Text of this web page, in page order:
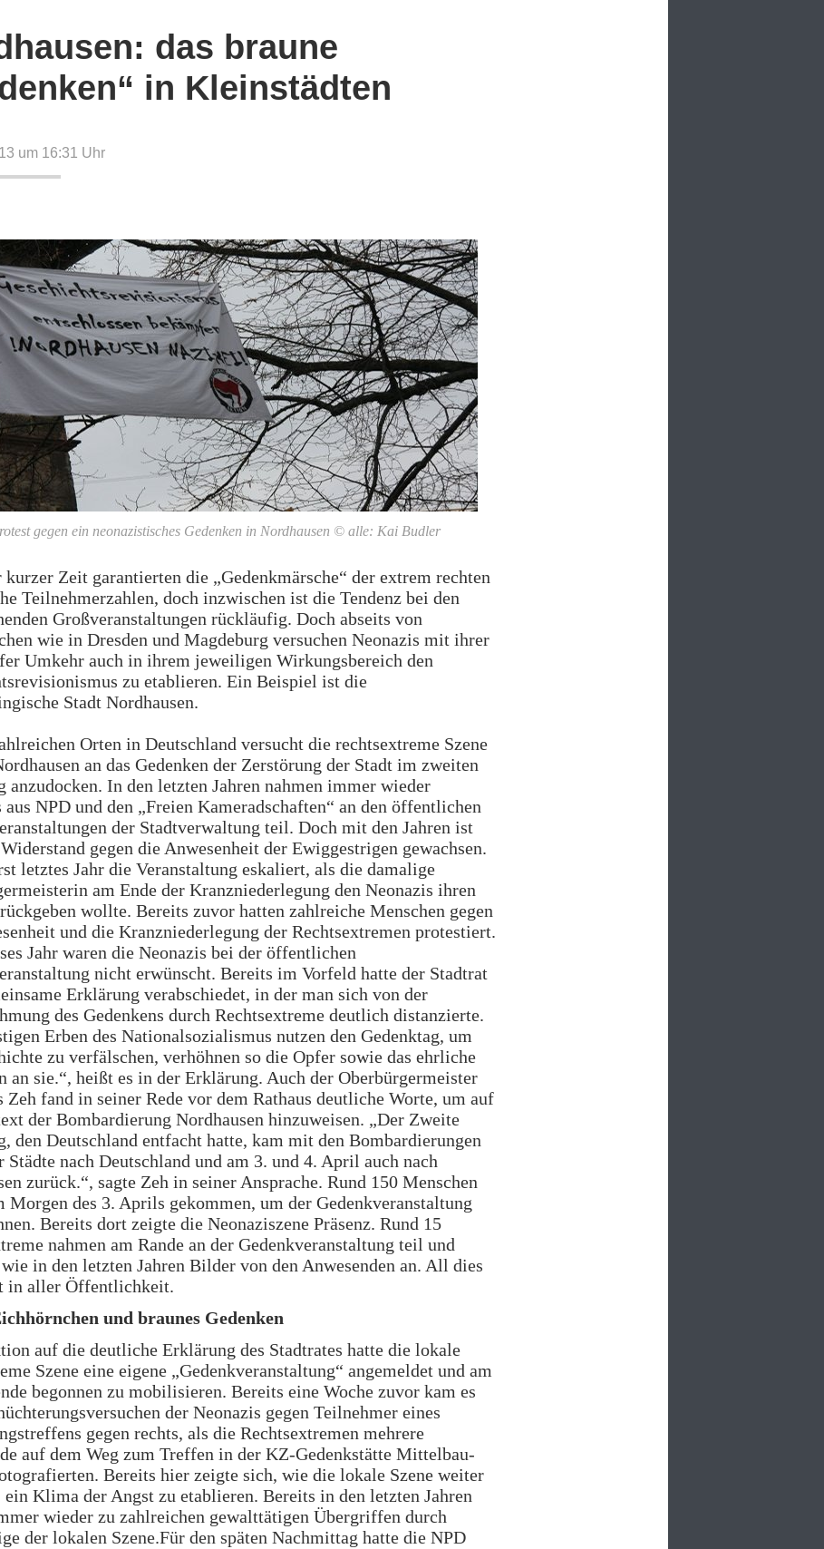
das braune
in Kleinstädten
um 16:31 Uhr
gegen ein neonazistisches Gedenken in Nordhausen © alle: Kai Budler
Zeit garantierten die „Gedenkmärsche“ der extrem rechten
Teilnehmerzahlen, doch inzwischen ist die Tendenz bei den
Großveranstaltungen rückläufig. Doch abseits von
wie in Dresden und Magdeburg versuchen Neonazis mit ihrer
Umkehr auch in ihrem jeweiligen Wirkungsbereich den
zu etablieren. Ein Beispiel ist die
Stadt Nordhausen.
Orten in Deutschland versucht die rechtsextreme Szene
an das Gedenken der Zerstörung der Stadt im zweiten
anzudocken. In den letzten Jahren nahmen immer wieder
aus NPD und den „Freien Kameradschaften“ an den öffentlichen
der Stadtverwaltung teil. Doch mit den Jahren ist
gegen die Anwesenheit der Ewiggestrigen gewachsen.
letztes Jahr die Veranstaltung eskaliert, als die damalige
am Ende der Kranzniederlegung den Neonazis ihren
wollte. Bereits zuvor hatten zahlreiche Menschen gegen
und die Kranzniederlegung der Rechtsextremen protestiert.
Jahr waren die Neonazis bei der öffentlichen
nicht erwünscht. Bereits im Vorfeld hatte der Stadtrat
Erklärung verabschiedet, in der man sich von der
des Gedenkens durch Rechtsextreme deutlich distanzierte.
Erben des Nationalsozialismus nutzen den Gedenktag, um
zu verfälschen, verhöhnen so die Opfer sowie das ehrliche
an sie.“, heißt es in der Erklärung. Auch der Oberbürgermeister
Zeh fand in seiner Rede vor dem Rathaus deutliche Worte, um auf
der Bombardierung Nordhausen hinzuweisen. „Der Zweite
den Deutschland entfacht hatte, kam mit den Bombardierungen
Städte nach Deutschland und am 3. und 4. April auch nach
zurück.“, sagte Zeh in seiner Ansprache. Rund 150 Menschen
Morgen des 3. Aprils gekommen, um der Gedenkveranstaltung
Bereits dort zeigte die Neonaziszene Präsenz. Rund 15
nahmen am Rande an der Gedenkveranstaltung teil und
in den letzten Jahren Bilder von den Anwesenden an. All dies
in aller Öffentlichkeit.
und braunes Gedenken
auf die deutliche Erklärung des Stadtrates hatte die lokale
Szene eine eigene „Gedenkveranstaltung“ angemeldet und am
begonnen zu mobilisieren. Bereits eine Woche zuvor kam es
der Neonazis gegen Teilnehmer eines
gegen rechts, als die Rechtsextremen mehrere
auf dem Weg zum Treffen in der KZ-Gedenkstätte Mittelbau-
Bereits hier zeigte sich, wie die lokale Szene weiter
ein Klima der Angst zu etablieren. Bereits in den letzten Jahren
wieder zu zahlreichen gewalttätigen Übergriffen durch
der lokalen Szene.Für den späten Nachmittag hatte die NPD